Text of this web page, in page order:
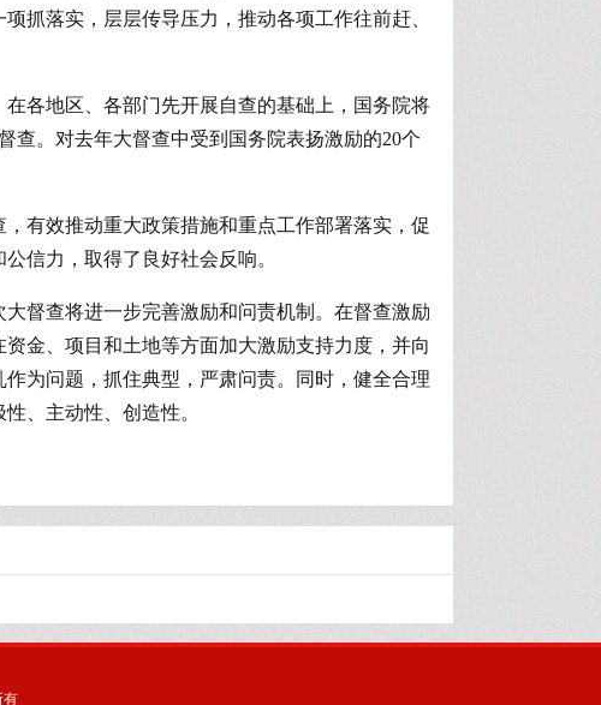
抓落实，层层传导压力，推动各项工作往前赶、
各地区、各部门先开展自查的基础上，国务院将
查。对去年大督查中受到国务院表扬激励的20个
有效推动重大政策措施和重点工作部署落实，促
信力，取得了良好社会反响。
督查将进一步完善激励和问责机制。在督查激励
金、项目和土地等方面加大激励支持力度，并向
为问题，抓住典型，严肃问责。同时，健全合理
、主动性、创造性。
有